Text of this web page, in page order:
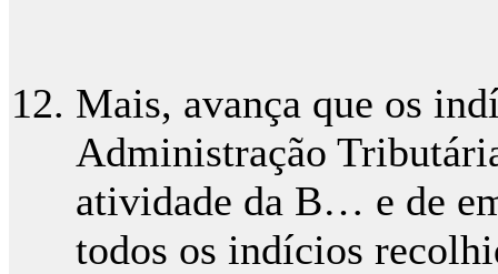
Mais, avança que os
Administração
atividade da B… e de
todos os indícios